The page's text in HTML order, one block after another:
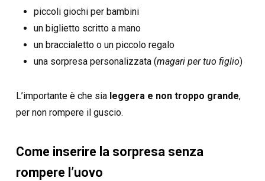
piccoli giochi per bambini
un biglietto scritto a mano
un braccialetto o un piccolo regalo
una sorpresa personalizzata (magari per tuo figlio)
L’importante è che sia leggera e non troppo grande,
per non rompere il guscio.
Come inserire la sorpresa senza
rompere l’uovo